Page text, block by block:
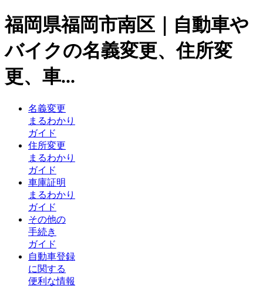
福岡県福岡市南区｜自動車や
バイクの名義変更、住所変
更、車...
名義変更
まるわかり
ガイド
住所変更
まるわかり
ガイド
車庫証明
まるわかり
ガイド
その他の
手続き
ガイド
自動車登録
に関する
便利な情報